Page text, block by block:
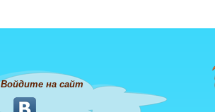
Войдите на сайт